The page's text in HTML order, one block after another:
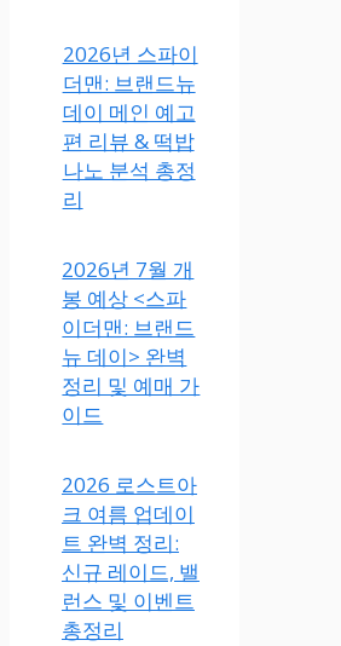
2026년 스파이
더맨: 브랜드뉴
데이 메인 예고
편 리뷰 & 떡밥
나노 분석 총정
리
2026년 7월 개
봉 예상 <스파
이더맨: 브랜드
뉴 데이> 완벽
정리 및 예매 가
이드
2026 로스트아
크 여름 업데이
트 완벽 정리:
신규 레이드, 밸
런스 및 이벤트
총정리